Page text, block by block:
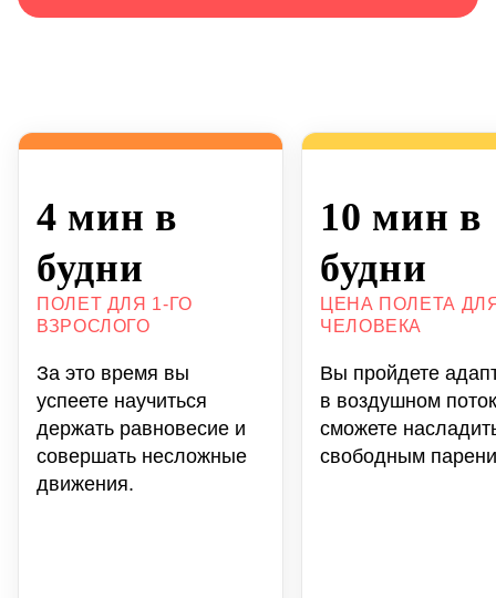
4 мин в
будни
ПОЛЕТ ДЛЯ 1-ГО
ВЗРОСЛОГО
За это время вы
успеете научиться
держать равновесие и
совершать несложные
движения.
10 мин в
будни
ЦЕНА ПОЛЕТА
ЧЕЛОВЕКА
Вы пройдете
в воздушном
сможете
свободным